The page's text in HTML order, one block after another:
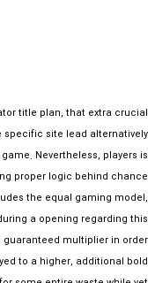
title plan, that extra crucial
specific site lead alternatively
Nevertheless, players is
proper logic behind chance
the equal gaming model,
a opening regarding this
multiplier in order
to a higher, additional bold